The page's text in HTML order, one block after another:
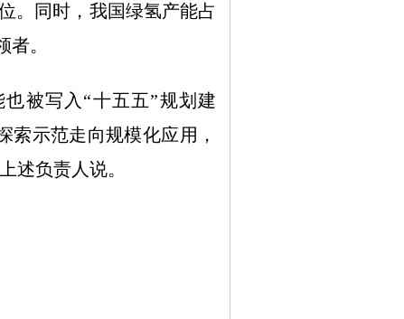
同时，我国绿氢产能占
。
被写入“十五五”规划建
索示范走向规模化应用，
述负责人说。